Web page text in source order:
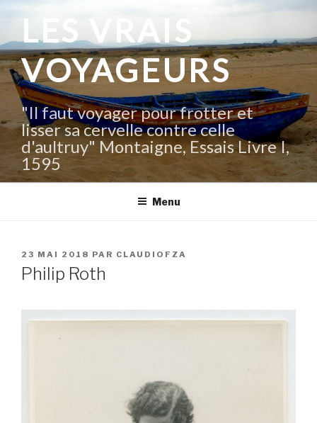
contenu
principal
LES VRAIS
VOYAGEURS
"Il faut voyager pour frotter et
lisser sa cervelle contre celle
d'aultruy" Montaigne, Essais Livre I,
1595
Menu
PUBLIÉ
LE
23 MAI 2018 PAR CLAUDIOFZA
Philip Roth